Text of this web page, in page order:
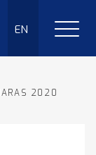
EN
2020